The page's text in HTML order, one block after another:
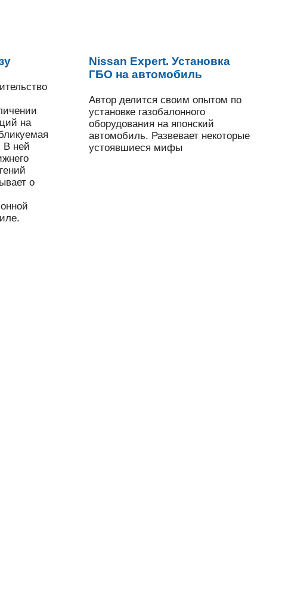
на
В ней
о
Nissan Expert. Установка
ГБО на автомобиль
Автор делится своим опытом по
установке газобалонного
оборудования на японский
автомобиль. Развевает некоторые
устоявшиеся мифы